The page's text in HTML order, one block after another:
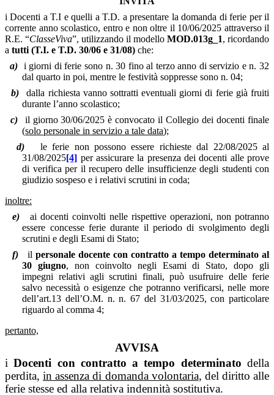
i Docenti a T.I e quelli a T.D. a presentare la domanda di ferie per il
corrente anno scolastico, entro e non oltre il 10/06/2025 attraverso il
R.E. “ClasseViva”, utilizzando il modello MOD.013g_1, ricordando
a tutti (T.I. e T.D. 30/06 e 31/08) che:
a)
i giorni di ferie sono n. 30 fino al terzo anno di servizio e n. 32
dal quarto in poi, mentre le festività soppresse sono n. 04;
b)
dalla richiesta vanno sottratti eventuali giorni di ferie già fruiti
durante l’anno scolastico;
c)
il giorno 30/06/2025 è convocato il Collegio dei docenti finale
(solo personale in servizio a tale data);
d)
le ferie non possono essere richieste dal 22/08/2025 al
31/08/2025[4] per assicurare la presenza dei docenti alle prove
di verifica per il recupero delle insufficienze degli studenti con
giudizio sospeso e i relativi scrutini in coda;
inoltre:
e)
ai docenti coinvolti nelle rispettive operazioni, non potranno
essere concesse ferie durante il periodo di svolgimento degli
scrutini e degli Esami di Stato;
f)
il personale docente con contratto a tempo determinato al
30 giugno, non coinvolto negli Esami di Stato, dopo gli
impegni relativi agli scrutini finali, può usufruire delle ferie
salvo necessità o esigenze che potranno verificarsi, nelle more
dell’art.13 dell’O.M. n. n. 67 del 31/03/2025, con particolare
riguardo al comma 4;
pertanto,
AVVISA
iDocenti con contratto a tempo determinato della
perdita,in assenza di domanda volontaria, del diritto alle
ferie stesse ed alla relativa indennità sostitutiva.